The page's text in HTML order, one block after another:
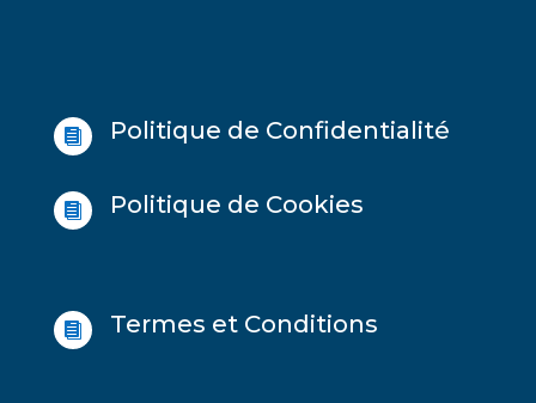
 Politique de Confidentialité
 Politique de Cookies
 Termes et Conditions